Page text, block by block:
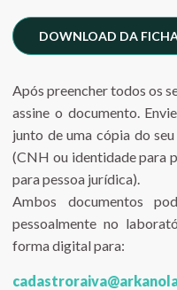
DOWNLOAD DA
Após preencher todos os
assine o documento.
junto de uma cópia do
(CNH ou identidade para
para pessoa jurídica).
Ambos documentos
pessoalmente no
forma digital para: